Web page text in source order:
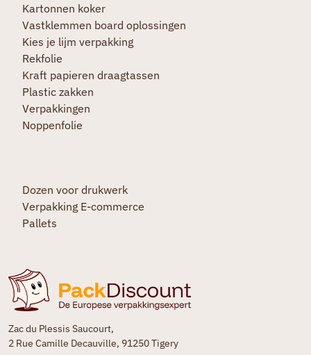
Zac du Plessis Saucourt,
2 Rue Camille Decauville, 91250 Tigery
Kartonnen koker
Vastklemmen board oplossingen
Kies je lijm verpakking
Rekfolie
Kraft papieren draagtassen
Plastic zakken
Verpakkingen
Noppenfolie
Dozen voor drukwerk
Verpakking E-commerce
Pallets